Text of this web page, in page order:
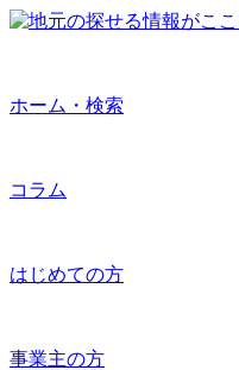
ホーム・検索
コラム
はじめての方
事業主の方